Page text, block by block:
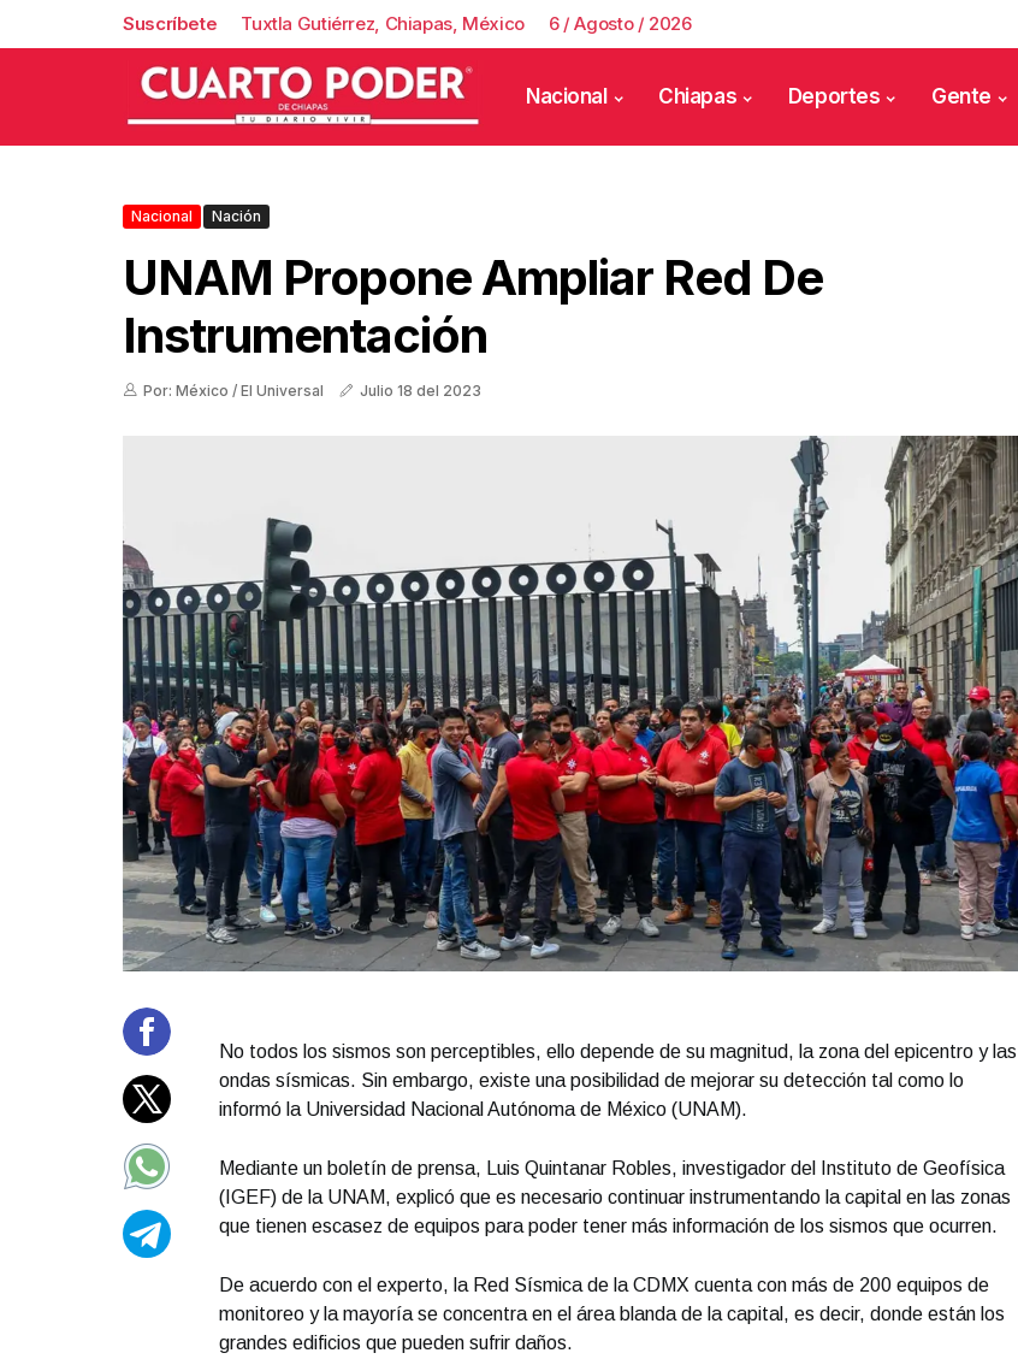
Suscríbete Tuxtla Gutiérrez, Chiapas, México 6 / Agosto / 2026
Nacional Chiapas Deportes Gente
Nacional Nación
UNAM Propone Ampliar Red De
Instrumentación
Por: México / El Universal Julio 18 del 2023
No todos los sismos son perceptibles, ello depende de su magnitud, la zona del epicentro y las
ondas sísmicas. Sin embargo, existe una posibilidad de mejorar su detección tal como lo
informó la Universidad Nacional Autónoma de México (UNAM).
Mediante un boletín de prensa, Luis Quintanar Robles, investigador del Instituto de Geofísica
(IGEF) de la UNAM, explicó que es necesario continuar instrumentando la capital en las zonas
que tienen escasez de equipos para poder tener más información de los sismos que ocurren.
De acuerdo con el experto, la Red Sísmica de la CDMX cuenta con más de 200 equipos de
monitoreo y la mayoría se concentra en el área blanda de la capital, es decir, donde están los
grandes edificios que pueden sufrir daños.
Portada Septiembre 30